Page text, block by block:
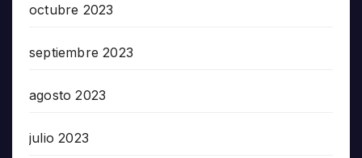
octubre 2023
septiembre 2023
agosto 2023
julio 2023